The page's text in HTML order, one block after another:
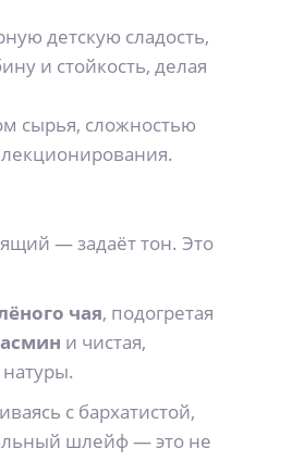
детскую сладость,
и стойкость, делая
сырья, сложностью
— задаёт тон. Это
чая, подогретая
и чистая,
с бархатистой,
шлейф — это не